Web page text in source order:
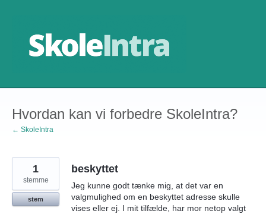
Hvordan kan vi forbedre SkoleIntra?
← SkoleIntra
beskyttet
Jeg kunne godt tænke mig, at det var en
valgmulighed om en beskyttet adresse skulle
vises eller ej. I mit tilfælde, har mor netop valgt
1
stemme
stem